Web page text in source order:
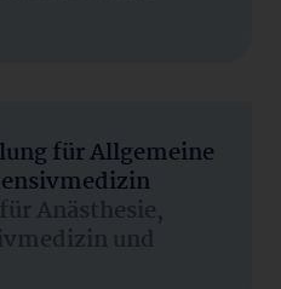
für Allgemeine
Anästhesie,
und